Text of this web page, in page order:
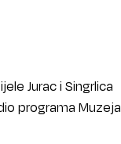
Jurac i Singrlica
programa Muzeja